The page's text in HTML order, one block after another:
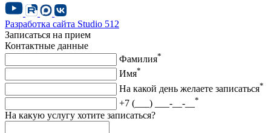
Разработка сайта Studio 512
Записаться на прием
Контактные данные
Фамилия*
Имя*
На какой день желаете записаться*
+7 (___) ___-__-__ *
На какую услугу хотите записаться?